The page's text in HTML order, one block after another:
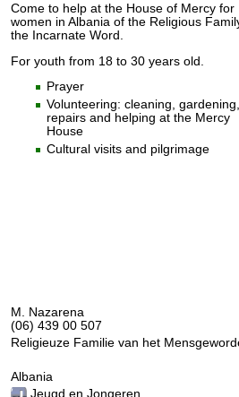
Come to help at the House of Mercy for
women in Albania of the Religious
the Incarnate Word.
For youth from 18 to 30 years old.
Prayer
Volunteering: cleaning, gardening,
repairs and helping at the Mercy
House
Cultural visits and pilgrimage
M. Nazarena
(06) 439 00 507
Religieuze Familie van het
Albania
Jeugd en Jongeren